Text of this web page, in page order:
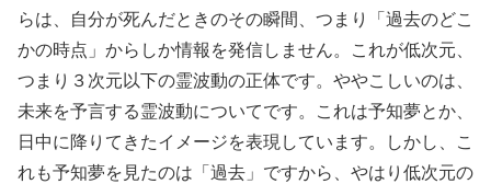
らは、自分が死んだときのその瞬間、つまり「過去のどこ
かの時点」からしか情報を発信しません。これが低次元、
つまり３次元以下の霊波動の正体です。ややこしいのは、
未来を予言する霊波動についてです。これは予知夢とか、
日中に降りてきたイメージを表現しています。しかし、こ
れも予知夢を見たのは「過去」ですから、やはり低次元の